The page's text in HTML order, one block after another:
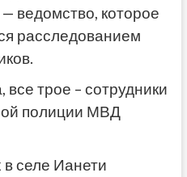
ведомство, которое
расследованием
трое – сотрудники
полиции МВД
селе Ианети